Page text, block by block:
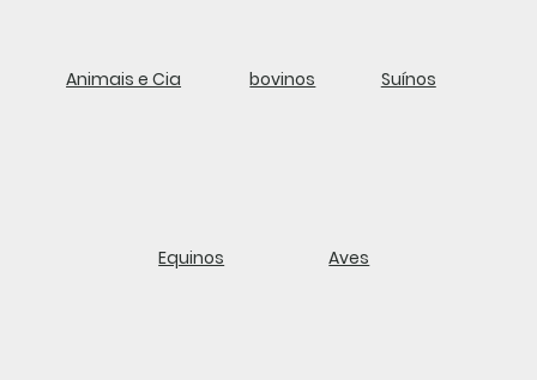
Animais e Cia
Equinos
bovinos
Aves
Suínos